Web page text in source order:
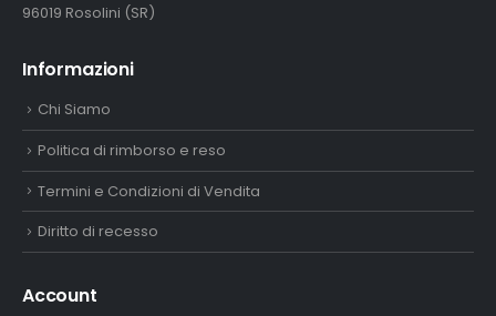
96019 Rosolini (SR)
Informazioni
Chi Siamo
Politica di rimborso e reso
Termini e Condizioni di Vendita
Diritto di recesso
Account